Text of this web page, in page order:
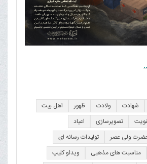
شهادت ولادت ظهور
اهل بیت
تصویرسازی
اعیاد
ولی عصر
تولیدات رسانه ای
مناسبت های مذهبی
ویدئو کلیپ